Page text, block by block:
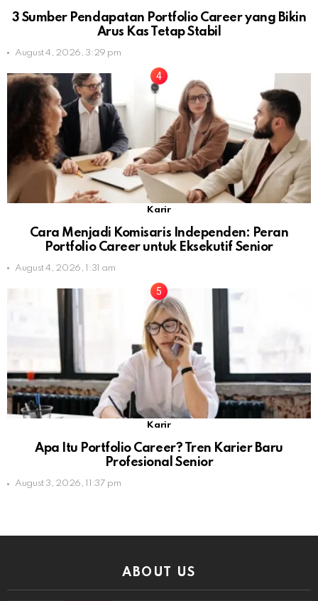
3 Sumber Pendapatan Portfolio Career yang Bikin
Arus Kas Tetap Stabil
August 4, 2026, 3:29 pm
Karir
Cara Menjadi Komisaris Independen: Peran
Portfolio Career untuk Eksekutif Senior
August 4, 2026, 1:31 am
Karir
Apa Itu Portfolio Career? Tren Karier Baru
Profesional Senior
August 3, 2026, 11:37 pm
ABOUT US